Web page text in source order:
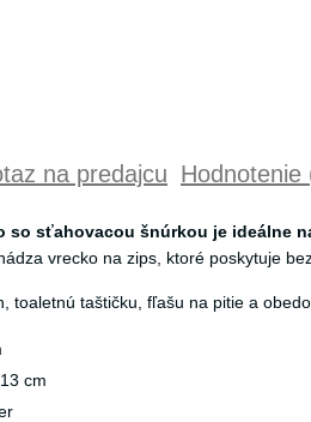
na predajcu Hodnotenie
so sťahovacou šnúrkou je ideálne
vrecko na zips, ktoré poskytuje
toaletnú taštičku, fľašu na pitie a
cm